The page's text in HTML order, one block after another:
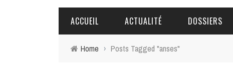
ACCUEIL ACTUALITÉ DOSSIERS
Home › Posts Tagged "anses"